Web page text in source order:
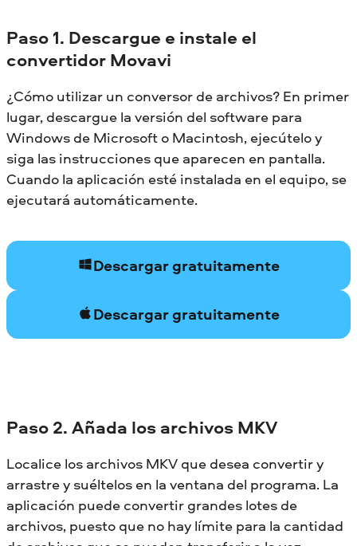
Paso 1. Descargue e instale el
convertidor Movavi
¿Cómo utilizar un conversor de archivos? En primer
lugar, descargue la versión del software para
Windows de Microsoft o Macintosh, ejecútelo y
siga las instrucciones que aparecen en pantalla.
Cuando la aplicación esté instalada en el equipo, se
ejecutará automáticamente.
Descargar gratuitamente
Descargar gratuitamente
Paso 2. Añada los archivos MKV
Localice los archivos MKV que desea convertir y
arrastre y suéltelos en la ventana del programa. La
aplicación puede convertir grandes lotes de
archivos, puesto que no hay límite para la cantidad